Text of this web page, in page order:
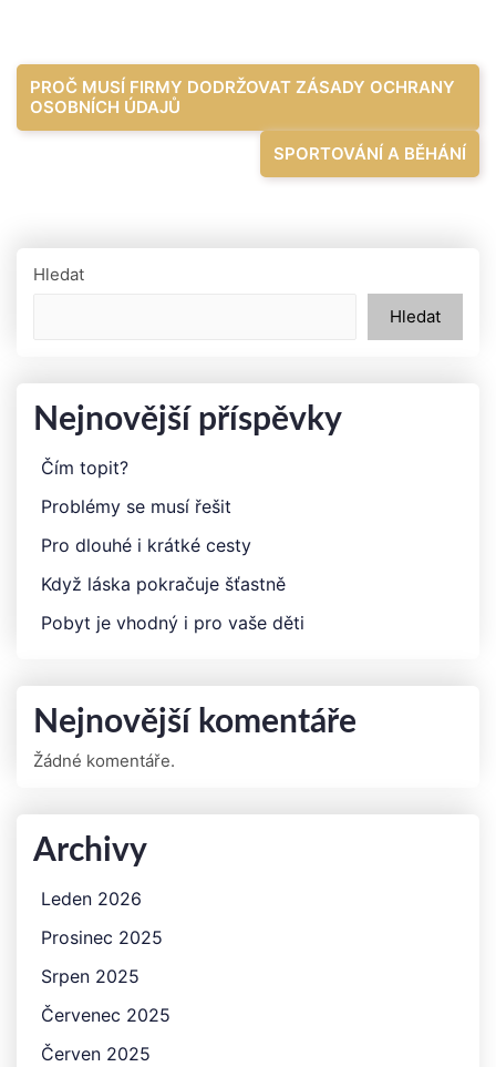
Navigace
pro
PROČ MUSÍ FIRMY DODRŽOVAT ZÁSADY OCHRANY
OSOBNÍCH ÚDAJŮ
SPORTOVÁNÍ A BĚHÁNÍ
Hledat
Hledat
Nejnovější příspěvky
Čím topit?
Problémy se musí řešit
Pro dlouhé i krátké cesty
Když láska pokračuje šťastně
Pobyt je vhodný i pro vaše děti
Nejnovější komentáře
Žádné komentáře.
Archivy
Leden 2026
Prosinec 2025
Srpen 2025
Červenec 2025
Červen 2025